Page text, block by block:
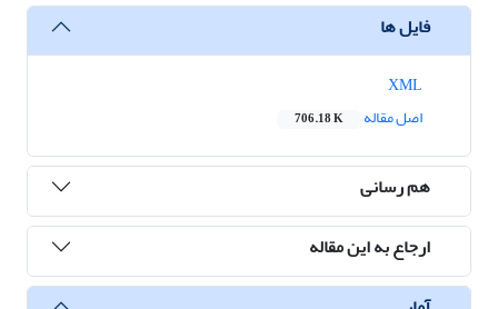
فایل ها
اصل مقاله
706.18 K
هم رسانی
ارجاع به این مقاله